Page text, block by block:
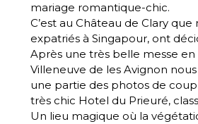
mariage romantique-chic.
C’est au Château de Clary
expatriés à Singapour, ont
Après une très belle messe en
Villeneuve de les Avignon
une partie des photos de
très chic Hotel du Prieuré,
Un lieu magique où la